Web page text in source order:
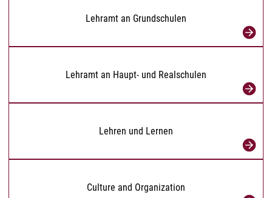
Lehramt an Grundschulen
Lehramt an Haupt- und Realschulen
Lehren und Lernen
Culture and Organization